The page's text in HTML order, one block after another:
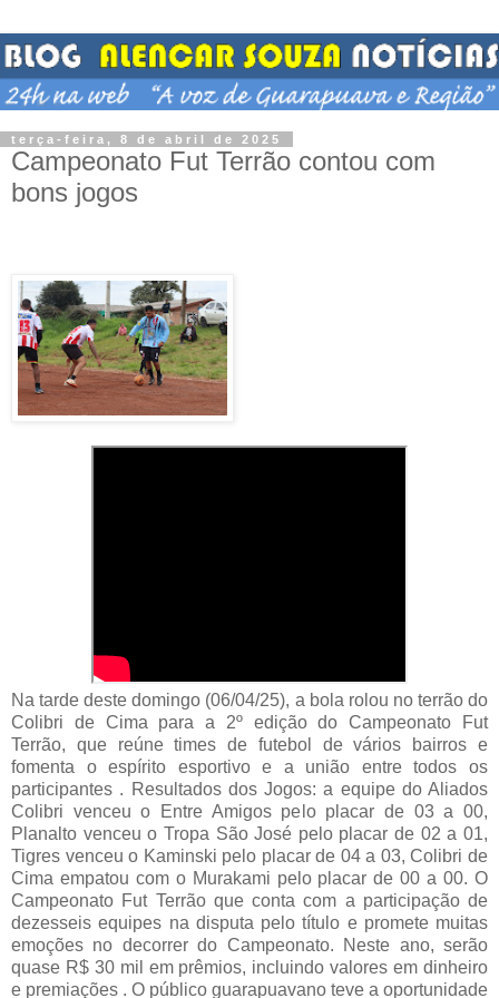
terça-feira, 8 de abril de 2025
Campeonato Fut Terrão contou com
bons jogos
Na tarde deste domingo (06/04/25), a bola rolou no terrão do
Colibri de Cima para a 2º edição do Campeonato Fut
Terrão, que reúne times de futebol de vários bairros e
fomenta o espírito esportivo e a união entre todos os
participantes . Resultados dos Jogos: a equipe do Aliados
Colibri venceu o Entre Amigos pelo placar de 03 a 00,
Planalto venceu o Tropa São José pelo placar de 02 a 01,
Tigres venceu o Kaminski pelo placar de 04 a 03, Colibri de
Cima empatou com o Murakami pelo placar de 00 a 00. O
Campeonato Fut Terrão que conta com a participação de
dezesseis equipes na disputa pelo título e promete muitas
emoções no decorrer do Campeonato. Neste ano, serão
quase R$ 30 mil em prêmios, incluindo valores em dinheiro
e premiações . O público guarapuavano teve a oportunidade